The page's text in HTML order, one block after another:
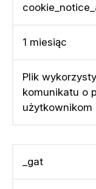
1 miesiąc
Plik
komunikatu o
użytkownikom
_gat